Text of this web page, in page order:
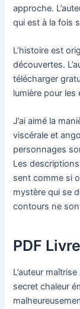
approche.
qui est à la fois
L’histoire est
découvertes.
télécharger
lumière pour les
J’ai aimé la
viscérale et
personnages
Les
sent comme si
mystère qui se
contours ne
PDF
L’auteur
secret chaleur